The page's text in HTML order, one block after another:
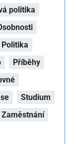
politika
Politika
Příběhy
Studium
Zaměstnání